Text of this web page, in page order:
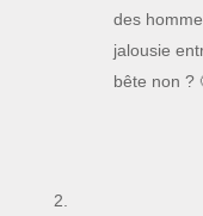
des
jalousie
bête non ?